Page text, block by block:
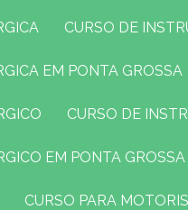
CURSO DE
EM PONTA GROSSA
CURSO DE
EM PONTA GROSSA
CURSO PARA